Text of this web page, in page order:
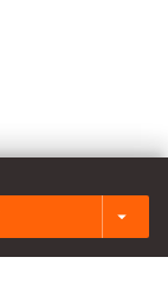
arrow_drop_down